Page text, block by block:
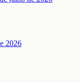
2026